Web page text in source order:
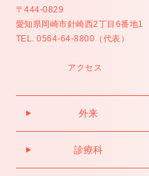
〒444-0829
愛知県岡崎市針崎西2丁目6番地1
TEL. 0564-64-8800（代表）
アクセス
外来
診療科